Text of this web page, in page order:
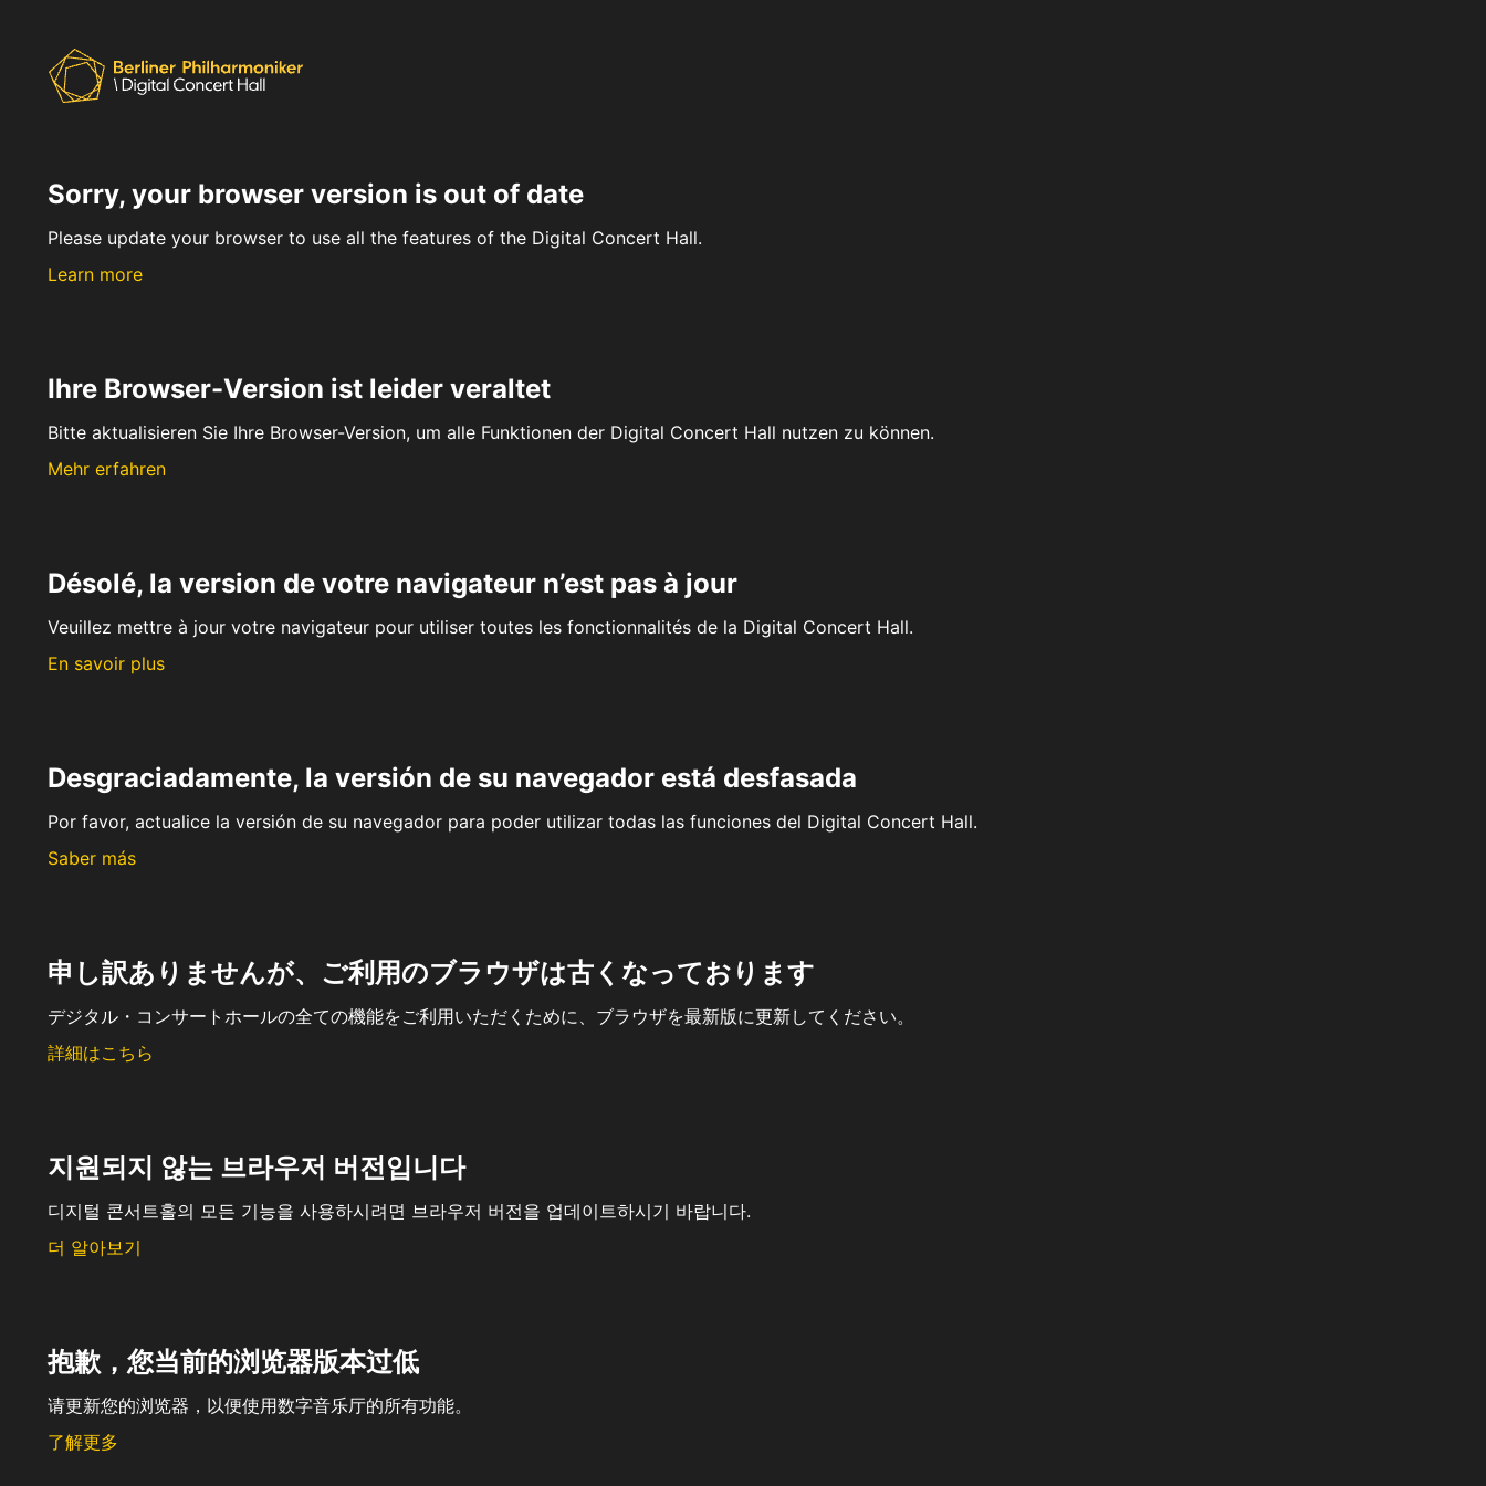
Sorry, your browser version is out of date
Please update your browser to use all the features of the Digital Concert Hall.
Learn more
Ihre Browser-Version ist leider veraltet
Bitte aktualisieren Sie Ihre Browser-Version, um alle Funktionen der Digital Concert Hall nutzen zu können.
Mehr erfahren
Désolé, la version de votre navigateur n’est pas à jour
Veuillez mettre à jour votre navigateur pour utiliser toutes les fonctionnalités de la Digital Concert Hall.
En savoir plus
Desgraciadamente, la versión de su navegador está desfasada
Por favor, actualice la versión de su navegador para poder utilizar todas las funciones del Digital Concert Hall.
Saber más
申し訳ありませんが、ご利用のブラウザは古くなっております
デジタル・コンサートホールの全ての機能をご利用いただくために、ブラウザを最新版に更新してください。
詳細はこちら
지원되지 않는 브라우저 버전입니다
디지털 콘서트홀의 모든 기능을 사용하시려면 브라우저 버전을 업데이트하시기 바랍니다.
더 알아보기
抱歉，您当前的浏览器版本过低
请更新您的浏览器，以便使用数字音乐厅的所有功能。
了解更多